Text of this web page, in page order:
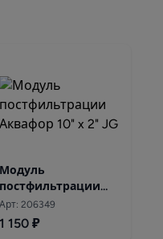
Модуль
постфильтрации
Аквафор 10" x 2" JG
Арт: 206349
1 150 ₽